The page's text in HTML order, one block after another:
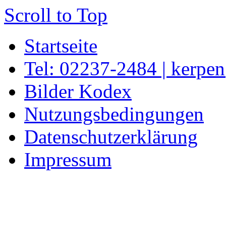
Scroll to Top
Startseite
Tel: 02237-2484 |
Bilder Kodex
Nutzungsbedingungen
Datenschutzerklärung
Impressum